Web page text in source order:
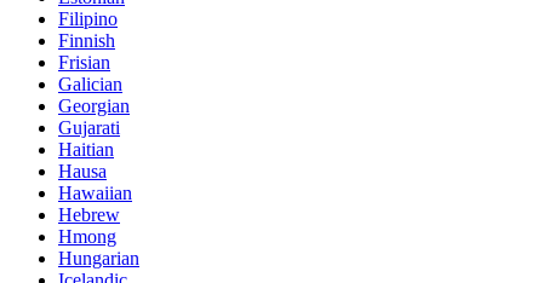
Filipino
Finnish
Frisian
Galician
Georgian
Gujarati
Haitian
Hausa
Hawaiian
Hebrew
Hmong
Hungarian